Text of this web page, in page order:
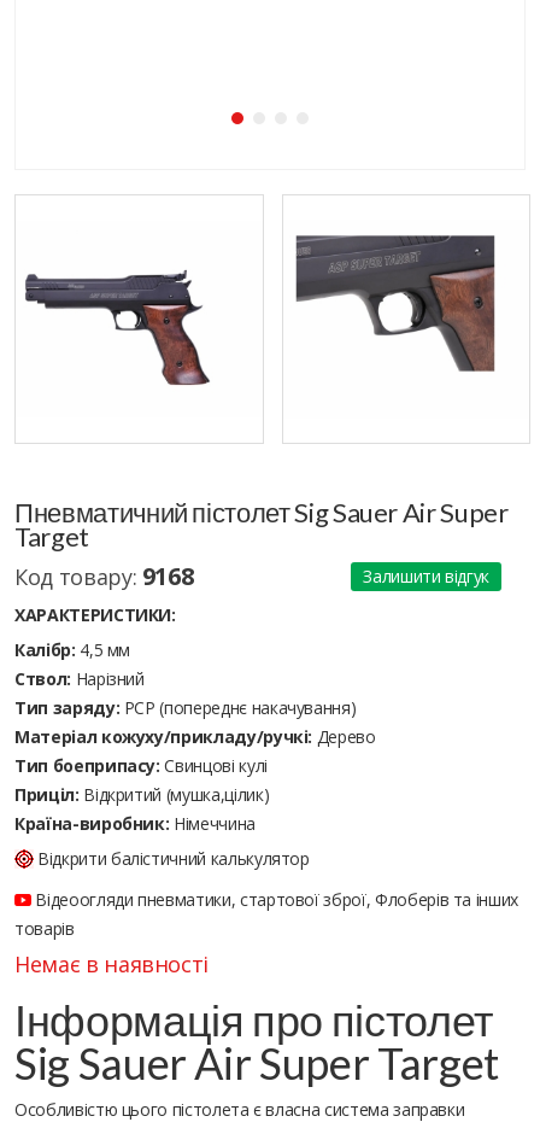
Пневматичний пістолет Sig Sauer Air Super
Target
Код товару: 9168
Залишити відгук
ХАРАКТЕРИСТИКИ:
Калібр: 4,5 мм
Ствол: Нарізний
Тип заряду: PCP (попереднє накачування)
Матеріал кожуху/прикладу/ручкі: Дерево
Тип боеприпасу: Cвинцові кулі
Приціл: Відкритий (мушка,цілик)
Країна-виробник: Німеччина
Відкрити балістичний калькулятор
Відеоогляди пневматики, стартової зброї, Флоберів та інших
товарів
Немає в наявності
Інформація про пістолет
Sig Sauer Air Super Target
Особливістю цього пістолета є власна система заправки